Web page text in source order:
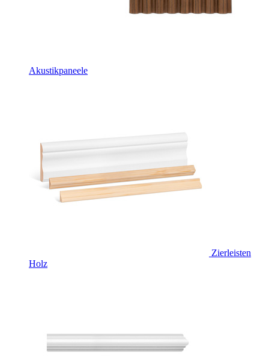
Akustikpaneele
Zierleisten
Holz